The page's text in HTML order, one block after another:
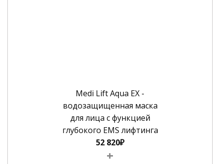
Medi Lift Aqua EX -
водозащищенная маска
для лица с функцией
глубокого EMS лифтинга
52 820₽
+